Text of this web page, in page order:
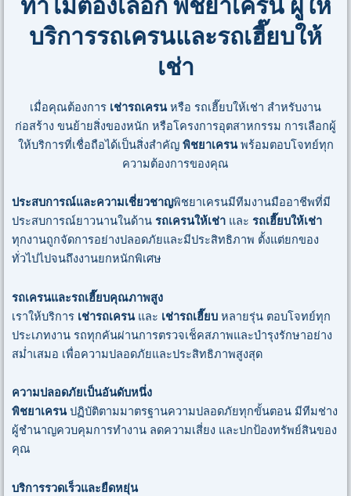
ทำไมต้องเลือก พิชยาเครน ผู้ให้
บริการรถเครนและรถเฮี๊ยบให้
เช่า
เมื่อคุณต้องการ เช่ารถเครนหรือ รถเฮี๊ยบให้เช่า สำหรับงาน
ก่อสร้าง ขนย้ายสิ่งของหนัก หรือโครงการอุตสาหกรรม การเลือกผู้
ให้บริการที่เชื่อถือได้เป็นสิ่งสำคัญ พิชยาเครนพร้อมตอบโจทย์ทุก
ความต้องการของคุณ
ประสบการณ์และความเชี่ยวชาญพิชยาเครนมีทีมงานมืออาชีพที่มี
ประสบการณ์ยาวนานในด้าน รถเครนให้เช่า และ รถเฮี๊ยบให้เช่า
ทุกงานถูกจัดการอย่างปลอดภัยและมีประสิทธิภาพ ตั้งแต่ยกของ
ทั่วไปไปจนถึงงานยกหนักพิเศษ
รถเครนและรถเฮี๊ยบคุณภาพสูง
เราให้บริการ เช่ารถเครนและ เช่ารถเฮี๊ยบ หลายรุ่น ตอบโจทย์ทุก
ประเภทงาน รถทุกคันผ่านการตรวจเช็คสภาพและบำรุงรักษาอย่าง
สม่ำเสมอ เพื่อความปลอดภัยและประสิทธิภาพสูงสุด
ความปลอดภัยเป็นอันดับหนึ่ง
พิชยาเครนปฏิบัติตามมาตรฐานความปลอดภัยทุกขั้นตอน มีทีมช่าง
ผู้ชำนาญควบคุมการทำงาน ลดความเสี่ยง และปกป้องทรัพย์สินของ
คุณ
บริการรวดเร็วและยืดหยุ่น